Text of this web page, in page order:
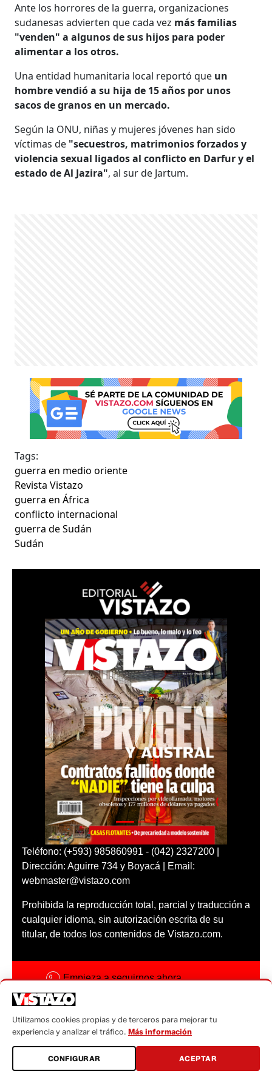
Ante los horrores de la guerra, organizaciones
sudanesas advierten que cada vez más familias
"venden" a algunos de sus hijos para poder
alimentar a los otros.
Una entidad humanitaria local reportó que un
hombre vendió a su hija de 15 años por unos
sacos de granos en un mercado.
Según la ONU, niñas y mujeres jóvenes han sido
víctimas de "secuestros, matrimonios forzados y
violencia sexual ligados al conflicto en Darfur y el
estado de Al Jazira", al sur de Jartum.
Tags:
guerra en medio oriente
Revista Vistazo
guerra en África
conflicto internacional
guerra de Sudán
Sudán
Teléfono: (+593) 985860991 - (042) 2327200 |
Dirección: Aguirre 734 y Boyacá | Email:
webmaster@vistazo.com
Prohibida la reproducción total, parcial y traducción a
cualquier idioma, sin autorización escrita de su
titular, de todos los contenidos de Vistazo.com.
Empieza a seguirnos ahora
Código ética
Sugerencias a:
sugerencias@vistazo.com
Utilizamos cookies propias y de terceros para mejorar tu
experiencia y analizar el tráfico. Más información
CONFIGURAR ACEPTAR